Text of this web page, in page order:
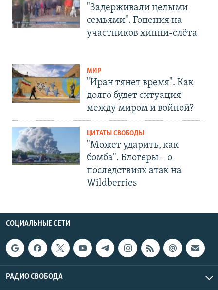
"Задерживали целыми
семьями". Гонения на
участников хиппи-слёта
МИР
"Иран тянет время". Как
долго будет ситуация
между миром и войной?
ЦИТАТЫ СВОБОДЫ
"Может ударить, как
бомба". Блогеры – о
последствиях атак на
Wildberries
СОЦИАЛЬНЫЕ СЕТИ
РАДИО СВОБОДА